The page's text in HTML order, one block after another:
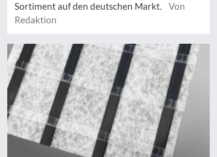
Sortiment auf den deutschen Markt.
Von
Redaktion